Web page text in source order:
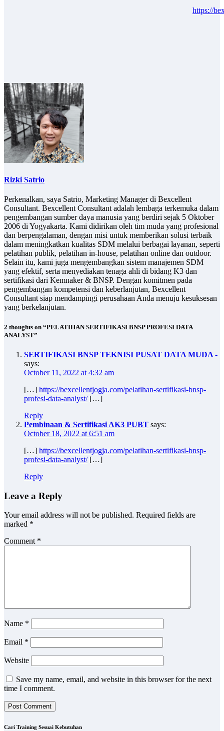
https://
Rizki Satrio
Perkenalkan, saya Satrio, Marketing Manager di Bexcellent
Consultant. Bexcellent Consultant adalah lembaga terkemuka dalam
pengembangan sumber daya manusia yang berdiri sejak 5 Oktober
2006 di Yogyakarta. Kami didirikan oleh tim muda yang profesional
dan berpengalaman, dengan misi untuk memberikan solusi terbaik
dalam meningkatkan kualitas SDM melalui berbagai layanan, seperti
pelatihan publik, pelatihan in-house, pelatihan online dan outdoor.
Selain itu, kami juga mengembangkan sistem manajemen SDM
yang efektif, serta menyediakan tenaga ahli di bidang K3 dan
sertifikasi dari Kemnaker & BNSP. Dengan komitmen pada
pengembangan kompetensi dan keberlanjutan, Bexcellent
Consultant siap mendampingi perusahaan Anda menuju kesuksesan
yang berkelanjutan.
2 thoughts on “PELATIHAN SERTIFIKASI BNSP PROFESI DATA
ANALYST”
SERTIFIKASI BNSP TEKNISI PUSAT DATA MUDA -
says:
October 11, 2022 at 4:32 am
[…] https://bexcellentjogja.com/pelatihan-sertifikasi-bnsp-
profesi-data-analyst/[…]
Reply
Pembinaan & Sertifikasi AK3 PUBT says:
October 18, 2022 at 6:51 am
[…] https://bexcellentjogja.com/pelatihan-sertifikasi-bnsp-
profesi-data-analyst/[…]
Reply
Leave a Reply
Your email address will not be published. Required fields are
marked *
Comment *
Name *
Email *
Website
Save my name, email, and website in this browser for the next
time I comment.
Cari Training Sesuai Kebutuhan